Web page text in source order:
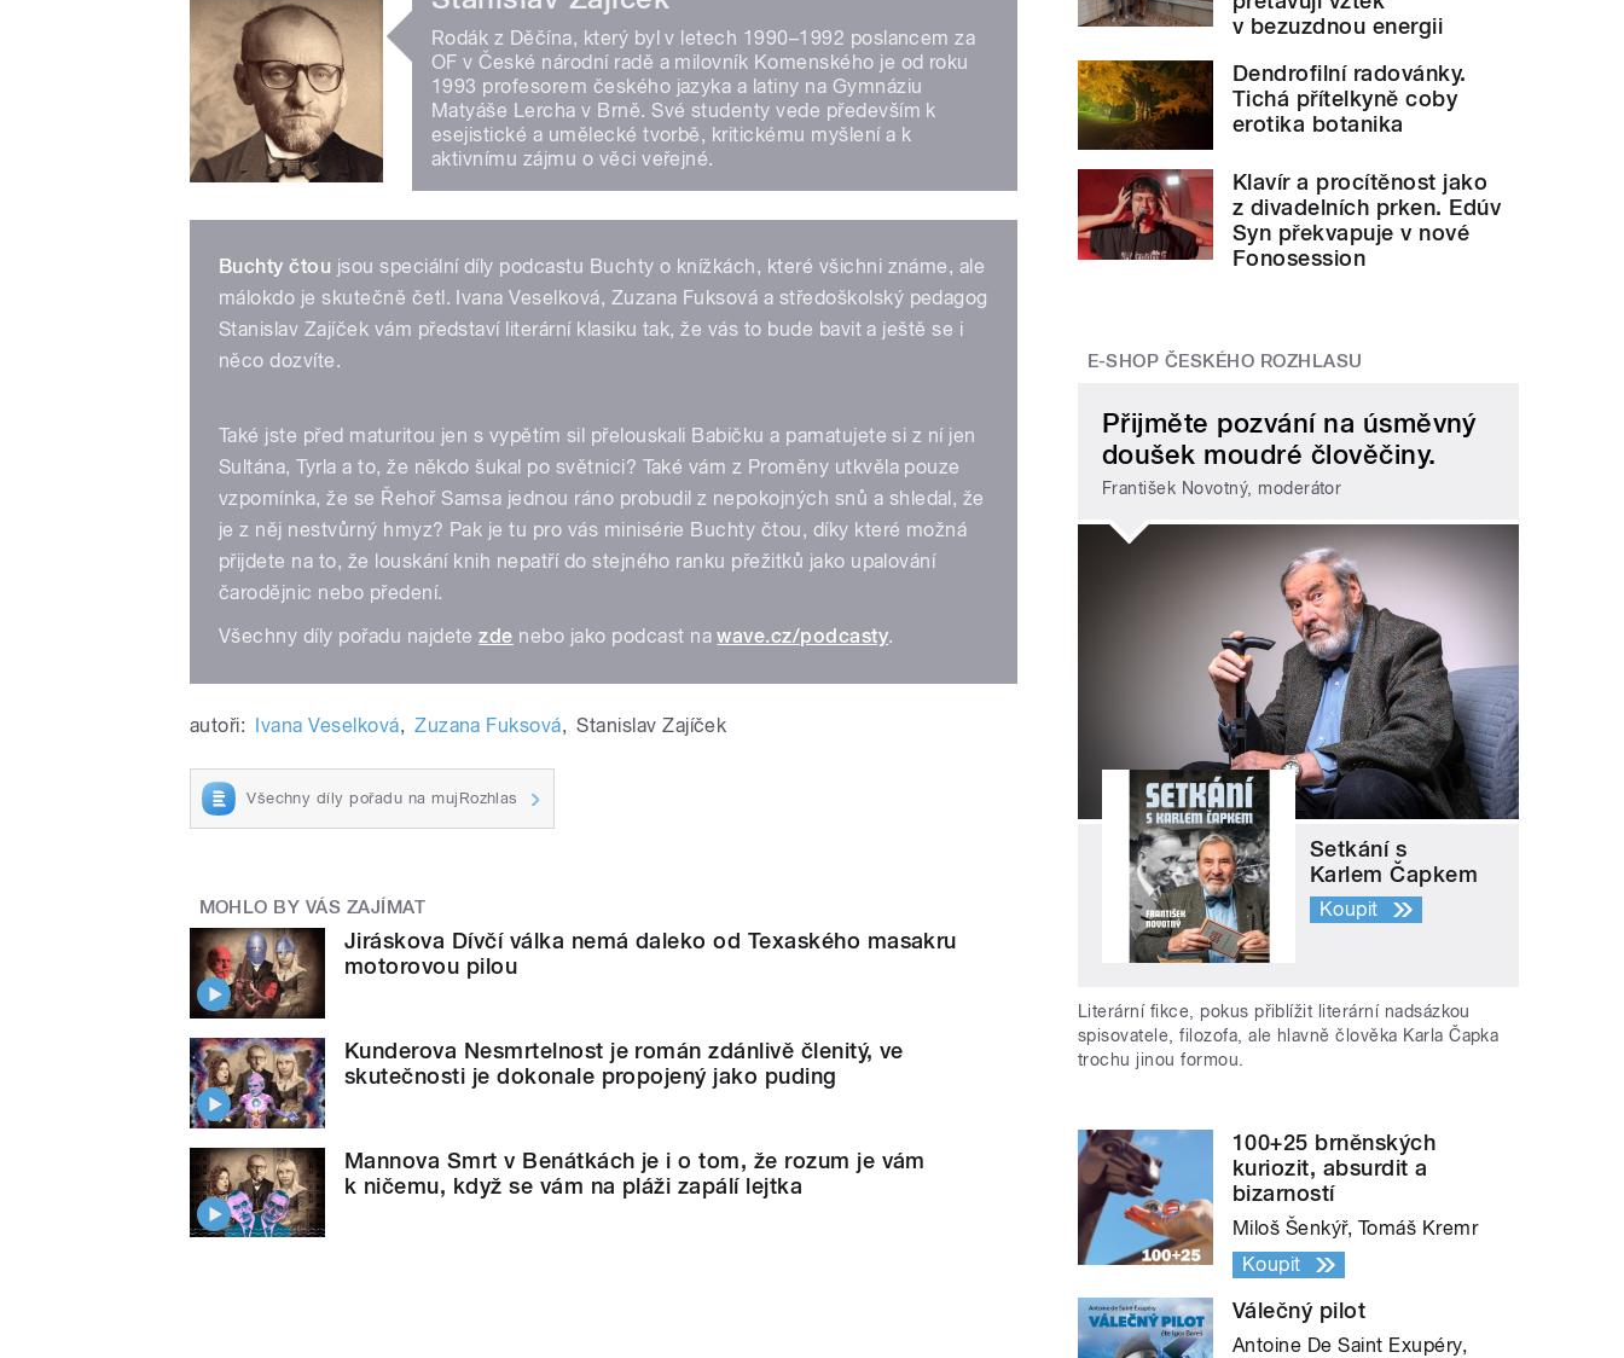
Rodák z Děčína, který byl v letech 1990–1992 poslancem za
OF v České národní radě a milovník Komenského je od roku
1993 profesorem českého jazyka a latiny na Gymnáziu
Matyáše Lercha v Brně. Své studenty vede především k
esejistické a umělecké tvorbě, kritickému myšlení a k
aktivnímu zájmu o věci veřejné.
Buchty čtou jsou speciální díly podcastu Buchty o knížkách, které všichni známe, ale
málokdo je skutečně četl. Ivana Veselková, Zuzana Fuksová a středoškolský pedagog
Stanislav Zajíček vám představí literární klasiku tak, že vás to bude bavit a ještě se i
něco dozvíte.
Také jste před maturitou jen s vypětím sil přelouskali Babičku a pamatujete si z ní jen
Sultána, Tyrla a to, že někdo šukal po světnici? Také vám z Proměny utkvěla pouze
vzpomínka, že se Řehoř Samsa jednou ráno probudil z nepokojných snů a shledal, že
je z něj nestvůrný hmyz? Pak je tu pro vás minisérie Buchty čtou, díky které možná
přijdete na to, že louskání knih nepatří do stejného ranku přežitků jako upalování
čarodějnic nebo předení.
Všechny díly pořadu najdetezde nebo jako podcast nawave.cz/podcasty.
autoři: Ivana Veselková, Zuzana Fuksová, Stanislav Zajíček
Všechny díly pořadu na mujRozhlas
MOHLO BY VÁS ZAJÍMAT
Jiráskova Dívčí válka nemá daleko od Texaského masakru
motorovou pilou
Kunderova Nesmrtelnost je román zdánlivě členitý, ve
skutečnosti je dokonale propojený jako puding
Mannova Smrt v Benátkách je i o tom, že rozum je vám
k ničemu, když se vám na pláži zapálí lejtka
v bezuzdnou energii
Dendrofilní radovánky.
Tichá přítelkyně coby
erotika botanika
Klavír a procítěnost jako
z divadelních prken. Edúv
Syn překvapuje v nové
Fonosession
E-SHOP ČESKÉHO ROZHLASU
Přijměte pozvání na úsměvný
doušek moudré člověčiny.
František Novotný, moderátor
Setkání s
Karlem Čapkem
Koupit
Literární fikce, pokus přiblížit literární nadsázkou
spisovatele, filozofa, ale hlavně člověka Karla Čapka
trochu jinou formou.
100+25 brněnských
kuriozit, absurdit a
bizarností
Miloš Šenkýř, Tomáš Kremr
Koupit
Válečný pilot
Antoine De Saint Exupéry,